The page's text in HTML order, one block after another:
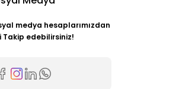
medya hesaplarımızdan
Takip edebilirsiniz!